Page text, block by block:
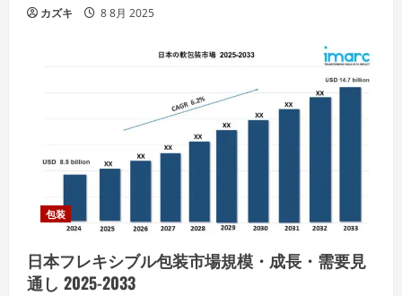
カズキ 8 8月 2025
包装
日本フレキシブル包装市場規模・成長・需要見
通し 2025-2033